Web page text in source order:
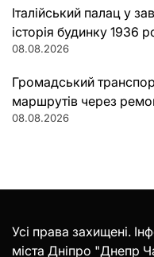
Італійський палац у
історія будинку 1936
08.08.2026
Громадський
маршрутів через
08.08.2026
Усі права захищені.
міста Дніпро "Днепр